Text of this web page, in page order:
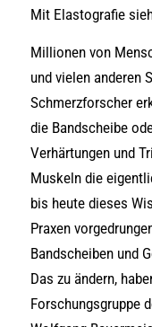
Mit Elastografie
Millionen von
und vielen anderen
Schmerzforscher
die Bandscheibe
Verhärtungen und
Muskeln die
bis heute dieses
Praxen
Bandscheiben und
Das zu ändern,
Forschungsgruppe